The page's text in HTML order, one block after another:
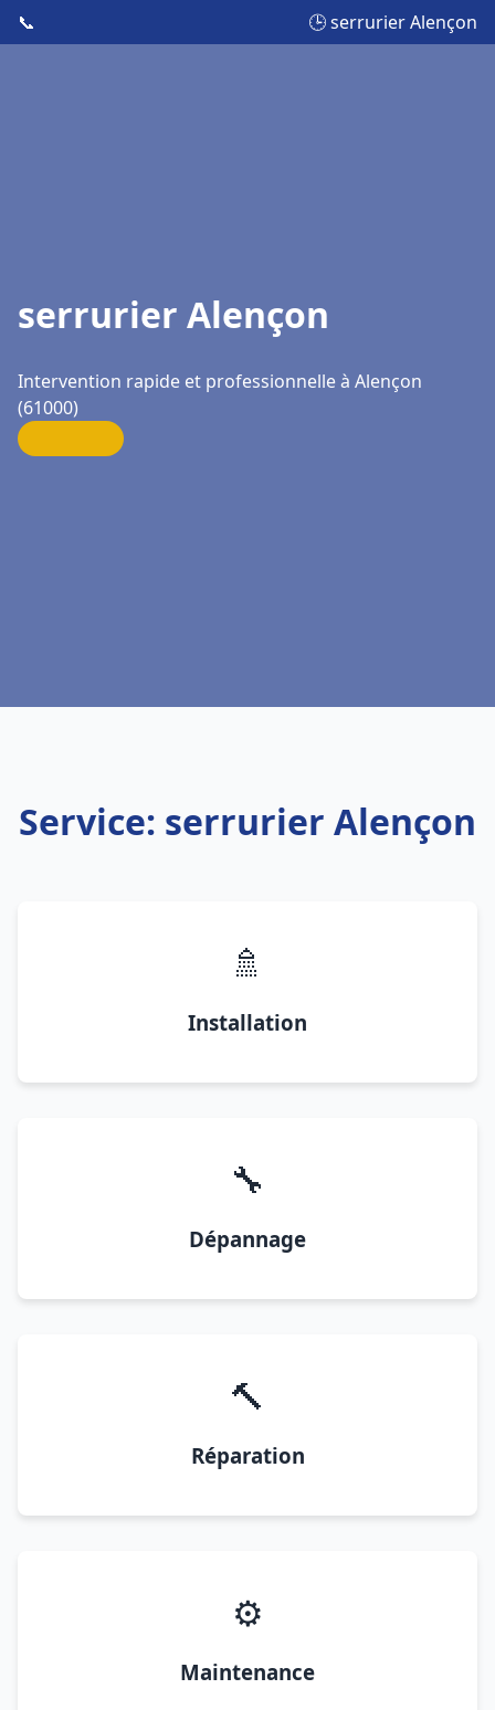
📞 🕒 serrurier Alençon
serrurier Alençon
Intervention rapide et professionnelle à Alençon
(61000)
Service: serrurier Alençon
🚿
Installation
🔧
Dépannage
🔨
Réparation
⚙️
Maintenance